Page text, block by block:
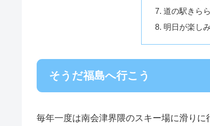
道の駅きら
明日が楽しみ
そうだ福島へ行こう
毎年一度は南会津界隈のスキー場に滑りに